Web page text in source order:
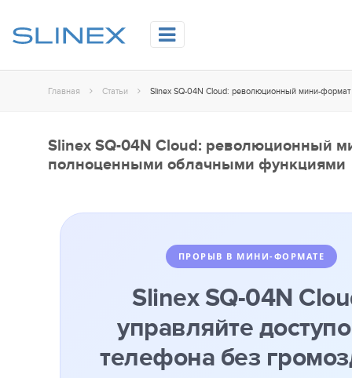
Главная Статьи
Slinex SQ-04N Cloud: революционный
полноценными облачными функциями
ПРОРЫВ В МИНИ-ФОРМАТЕ
Slinex SQ-04N
управляйте
телефона без